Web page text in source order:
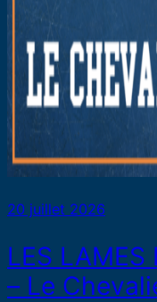
20 juillet 2026
LES
– Le